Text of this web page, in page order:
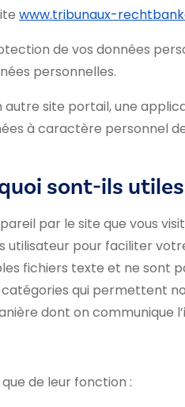
www.tribunaux-
de vos données
personnelles.
site portail, une
à caractère personnel
sont-ils
par le site que vous
utilisateur pour faciliter
fichiers texte et ne sont
catégories qui permettent
dont on communique
de leur fonction :